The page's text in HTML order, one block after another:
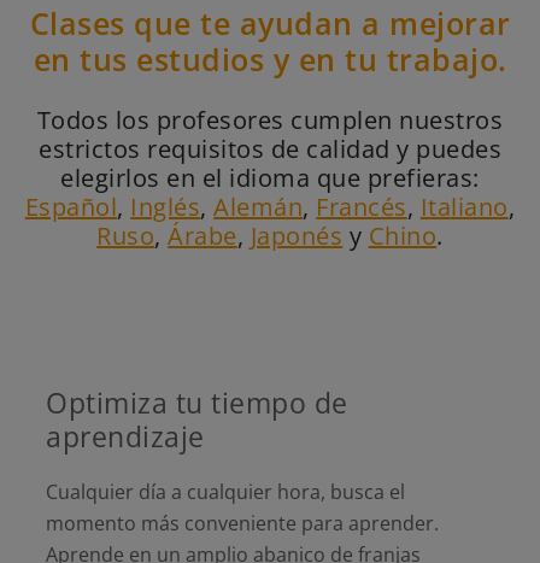
Clases que te ayudan a mejorar
en tus estudios y en tu trabajo.
Todos los profesores cumplen nuestros
estrictos requisitos de calidad y puedes
elegirlos en el idioma que prefieras:
Español, Inglés,Alemán, Francés, Italiano,
Ruso,Árabe, Japonés y Chino.
Optimiza tu tiempo de
aprendizaje
Cualquier día a cualquier hora, busca el
momento más conveniente para aprender.
Aprende en un amplio abanico de franjas